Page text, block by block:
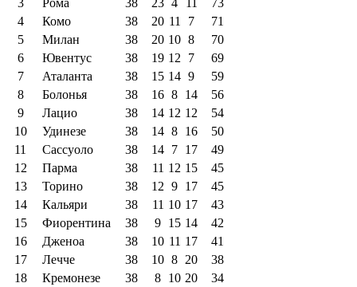
4
Комо 38 20 11 7
71
5
Милан 38 20 10 8
70
6
Ювентус 38 19 12 7
69
7
Аталанта 38 15 14 9
59
8
Болонья 38 16 8 14
56
9
Лацио 38 14 12 12
54
10
Удинезе 38 14 8 16
50
11
Сассуоло 38 14 7 17
49
12
Парма 38 11 12 15
45
13
Торино 38 12 9 17
45
14
Кальяри 38 11 10 17
43
15
Фиорентина 38 9 15 14
42
16
Дженоа 38 10 11 17
41
17
Лечче 38 10 8 20
38
18
Кремонезе 38 8 10 20
34